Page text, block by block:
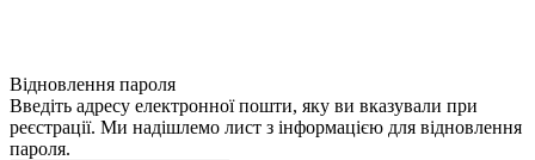
Відновлення пароля
Введіть адресу електронної пошти, яку ви вказували при
реєстрації. Ми надішлемо лист з інформацією для відновлення
пароля.